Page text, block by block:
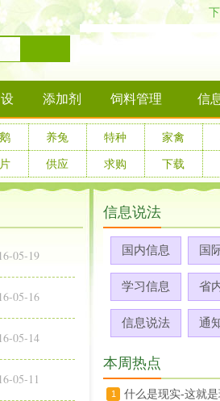
添加剂 饲料管理 信
养兔 特种 家禽
供应 求购 下载
05-19
05-16
05-14
05-11
信息说法
国内信息 国
学习信息 省
信息说法 通
本周热点
1 什么是现实-这就